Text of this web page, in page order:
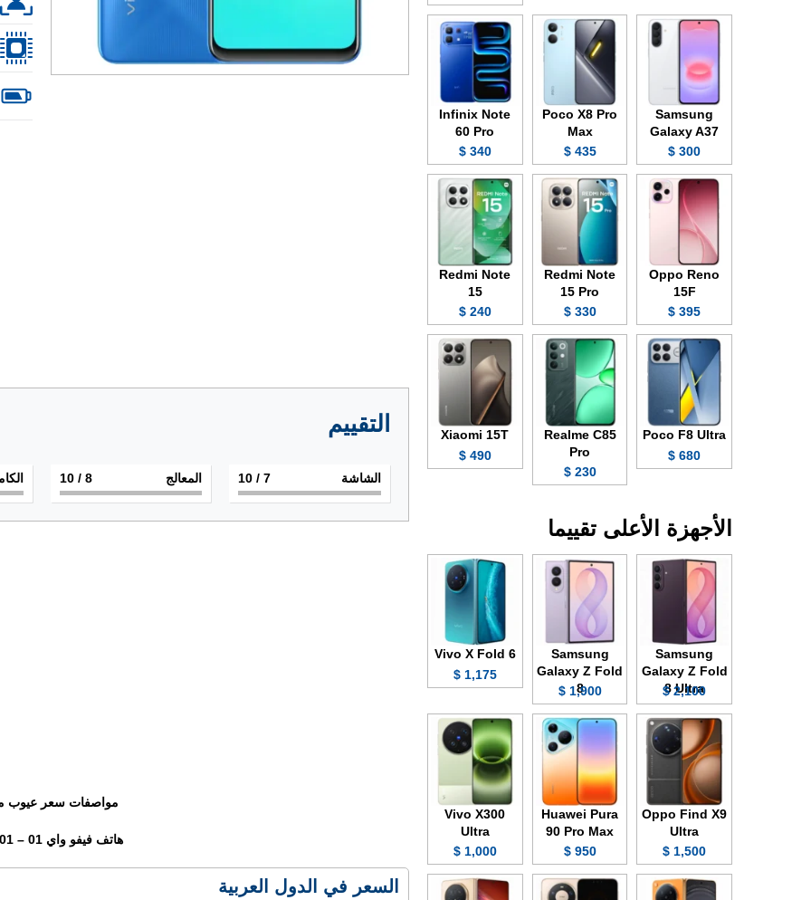
التقييم
الشاشة 7
/ 10 المعالج 8
/ 10
مواصفات سعر عيوب
هاتف فيفو واي 01 – Vivo Y01
السعر في الدول العربية
Samsung
Galaxy A37
300 $
Poco X8 Pro
Max
435 $
Infinix Note
60 Pro
340 $
Oppo Reno
15F
395 $
Redmi Note
15 Pro
330 $
Redmi Note
15
240 $
Poco F8 Ultra
680 $
Realme C85
Pro
230 $
Xiaomi 15T
490 $
الأجهزة الأعلى تقييما
Samsung
Galaxy Z Fold
8 Ultra
2,100 $
Samsung
Galaxy Z Fold
8
1,900 $
Vivo X Fold 6
1,175 $
Oppo Find X9
Ultra
1,500 $
Huawei Pura
90 Pro Max
950 $
Vivo X300
Ultra
1,000 $